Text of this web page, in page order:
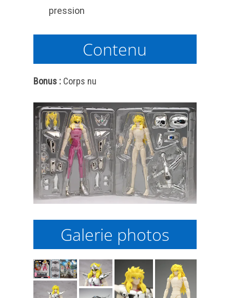
pression
Contenu
Bonus :Corps nu
Galerie photos